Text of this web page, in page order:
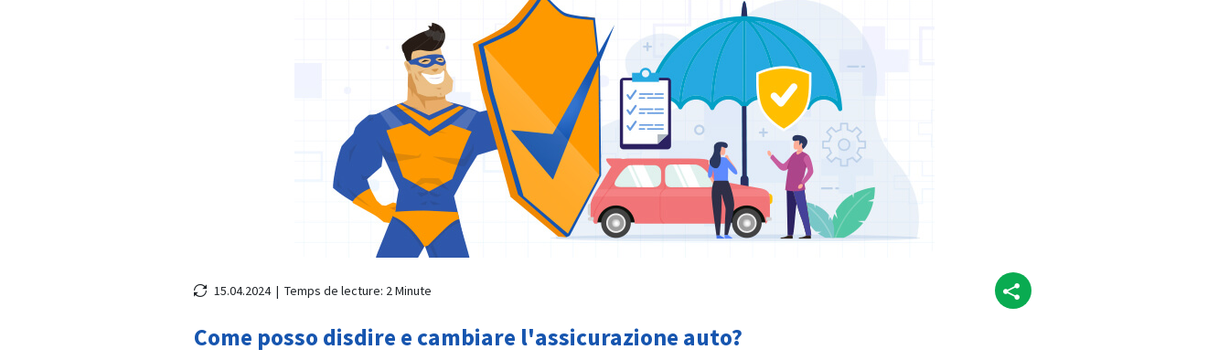
15.04.2024 | Temps de lecture: 2 Minute
Come posso disdire e cambiare l'assicurazione auto?